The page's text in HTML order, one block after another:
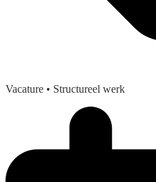
Vacature • Structureel werk